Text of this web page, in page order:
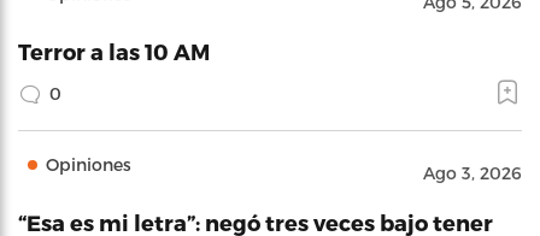
Terror a las 10 AM
0
Opiniones Ago 3, 2026
“Esa es mi letra”: negó tres veces bajo tener